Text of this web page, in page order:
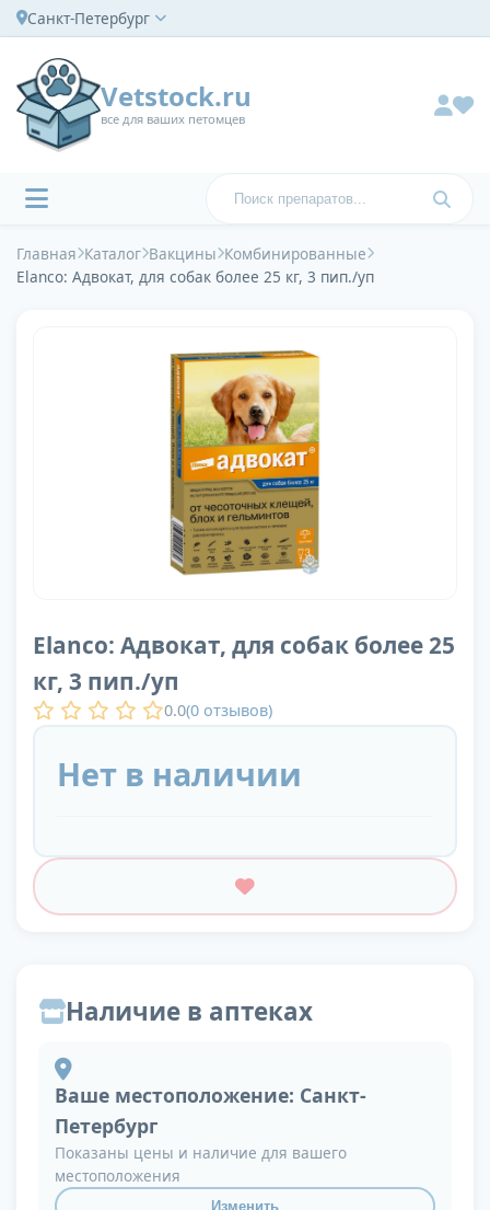
Санкт-Петербург
Vetstock.ru
все для ваших петомцев
Главная Каталог Вакцины Комбинированные
Elanco: Адвокат, для собак более 25 кг, 3 пип./уп
Elanco: Адвокат, для собак более 25
кг, 3 пип./уп
0.0(0 отзывов)
Нет в наличии
Наличие в аптеках
Ваше местоположение: Санкт-
Петербург
Показаны цены и наличие для вашего
местоположения
Изменить